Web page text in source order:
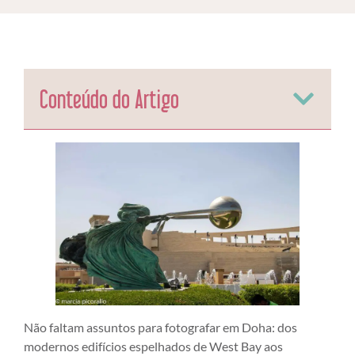
Conteúdo do Artigo
Não faltam assuntos para fotografar em Doha: dos
modernos edifícios espelhados de West Bay aos